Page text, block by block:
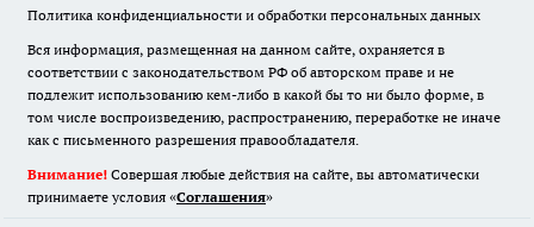
Политика конфиденциальности и обработки персональных данных
Вся информация, размещенная на данном сайте, охраняется в
соответствии с законодательством РФ об авторском праве и не
подлежит использованию кем-либо в какой бы то ни было форме, в
том числе воспроизведению, распространению, переработке не иначе
как с письменного разрешения правообладателя.
Внимание! Совершая любые действия на сайте, вы автоматически
принимаете условия «Cоглашения»